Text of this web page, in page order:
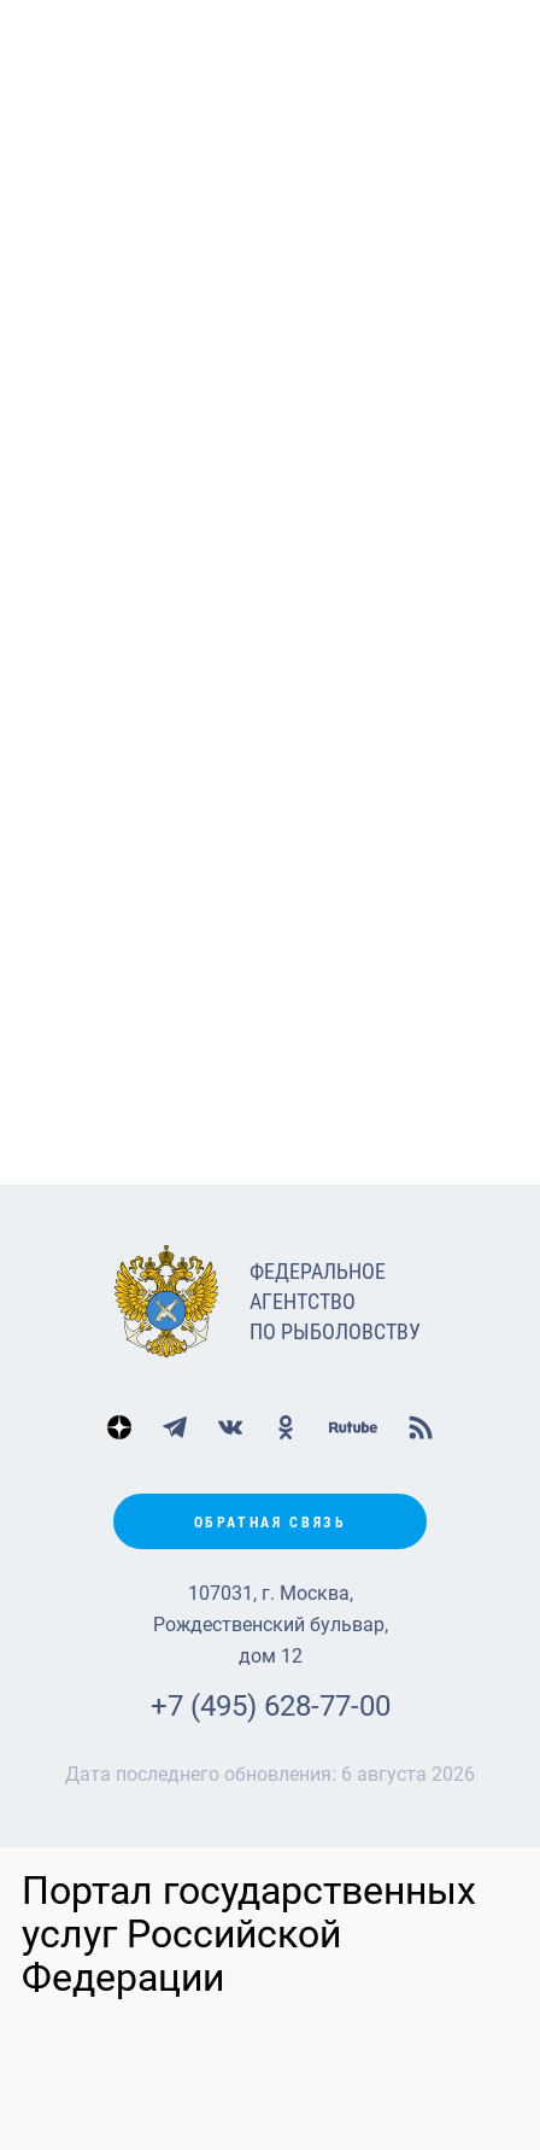
ФЕДЕРАЛЬНОЕ
АГЕНТСТВО
ПО РЫБОЛОВСТВУ
ОБРАТНАЯ СВЯЗЬ
107031, г. Москва,
Рождественский бульвар,
дом 12
+7 (495) 628-77-00
Дата последнего обновления: 6 августа 2026
Портал государственных
услуг Российской
Федерации